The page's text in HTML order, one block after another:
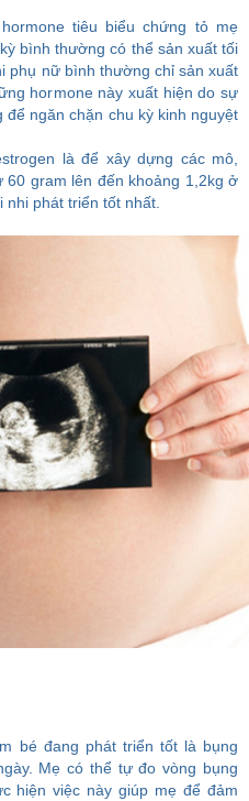
tiêu biểu chứng tỏ mẹ
bình thường có thể sản xuất tối
phụ nữ bình thường chỉ sản xuất
hormone này xuất hiện do sự
ngăn chặn chu kỳ kinh nguyệt
là để xây dựng các mô,
gram lên đến khoảng 1,2kg ở
phát triển tốt nhất.
bé đang phát triển tốt là bụng
Mẹ có thể tự đo vòng bụng
hiện việc này giúp mẹ để đảm